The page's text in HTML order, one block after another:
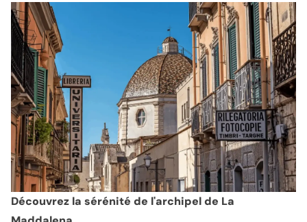
Découvrez la sérénité de l'archipel de La